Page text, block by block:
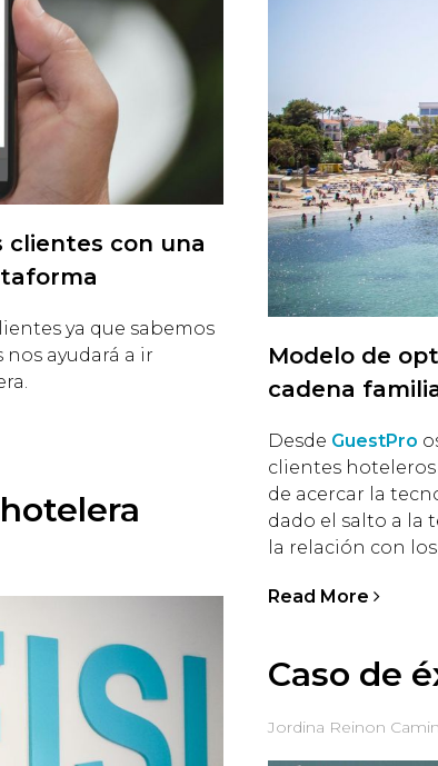
clientes con una
ya que sabemos
ayudará a ir
Modelo de
cadena
Desde GuestPro
clientes
de acercar la
dado el salto a la
la relación con
Read More
Caso de
Jordina Reinon